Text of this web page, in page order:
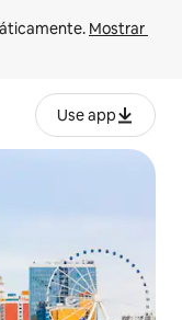
Mostrar
Use app